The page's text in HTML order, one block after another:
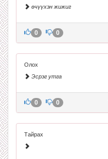
өчүүхэн жижиг
0 0
Олох
Эсрэг утга
0 0
Тайрах